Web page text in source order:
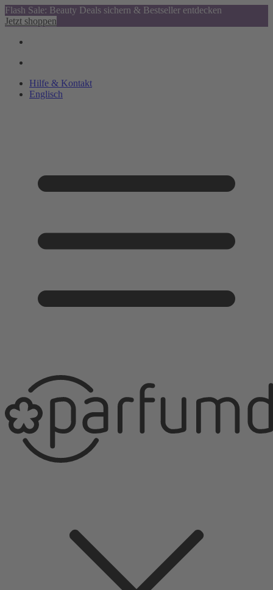
Flash Sale: Beauty Deals sichern & Bestseller entdecken
Jetzt shoppen
Hilfe & Kontakt
Englisch